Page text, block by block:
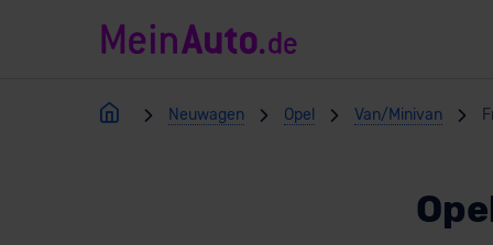
Neuwagen Opel Van/Minivan